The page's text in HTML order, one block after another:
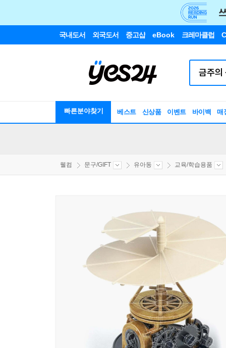
국내도서 외국도서 중고샵 eBook 크레마클럽
빠른분야찾기 베스트 신상품 이벤트 바이백 매
웰컴 문구/GIFT 유아동 교육/학습용품